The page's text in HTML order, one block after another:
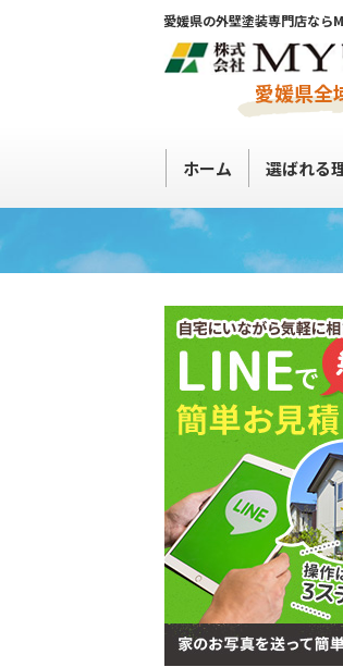
愛媛県の外壁塗装専門店なら
愛媛県全
ホーム 選ばれる